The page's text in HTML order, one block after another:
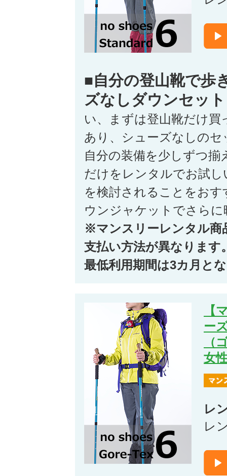
■自分の登山靴で歩
ズなしダウンセット
い、まずは登山靴だけ
あり、シューズなしの
自分の装備を少しずつ
だけをレンタルでお試
を検討されることをお
ウンジャケットでさらに
※マンスリーレンタル商
支払い方法が異なります
最低利用期間は3カ月と
【
ー
（
女
レ
レ